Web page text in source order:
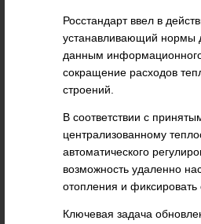
Росстандарт ввел в
устанавливающий нормы
данным
сокращение расходов
строений.
В соответствии с
централизованному
автоматического
возможность удаленно
отопления и
Ключевая задача